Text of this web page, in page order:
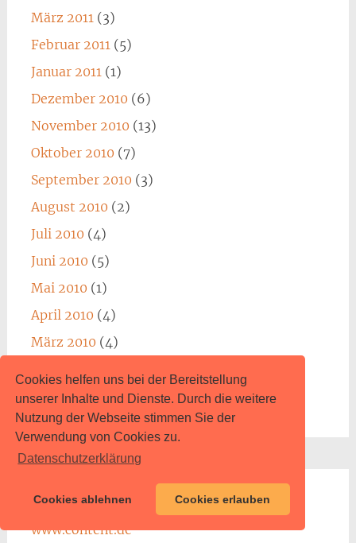
Cookies helfen uns bei der Bereitstellung
unserer Inhalte und Dienste. Durch die weitere
Nutzung der Webseite stimmen Sie der
Verwendung von Cookies zu.
Datenschutzerklärung
Cookies ablehnen Cookies erlauben
März 2011(3)
Februar 2011(5)
Januar 2011(1)
Dezember 2010 (6)
November 2010 (13)
Oktober 2010 (7)
September 2010 (3)
August 2010 (2)
Juli 2010 (4)
Juni 2010 (5)
Mai 2010 (1)
April 2010 (4)
März 2010 (4)
Januar 2010(1)
Impressum
www.content.de